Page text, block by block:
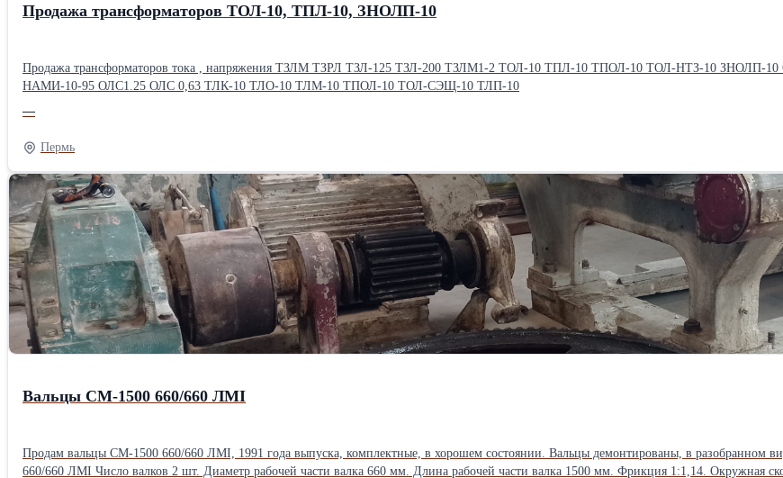
Продажа трансформаторов ТОЛ-10, ТПЛ-10, ЗНОЛП-10
Продажа трансформаторов тока , напряжения ТЗЛМ ТЗРЛ ТЗЛ-125 ТЗЛ-200 ТЗЛМ1-2 ТОЛ-10 ТПЛ-10 ТПОЛ-10 ТОЛ-НТЗ-10 ЗНОЛП-10 ОЛСП1.25/10 ОМП-10/10 НТМИ-10 ЗНОЛ-35 ЗНОМ-35 НАМИ-35
НАМИ-10-95 ОЛС1.25 ОЛС 0,63 ТЛК-10 ТЛО-10 ТЛМ-10 ТПОЛ-10 ТОЛ-СЭЩ-10 ТЛП-10
—
Пермь
Вальцы СМ-1500 660/660 ЛМI
Продам вальцы СМ-1500 660/660 ЛМI, 1991 года выпуска, комплектные, в хорошем состоянии. Вальцы демонтированы, в разобранном
660/660 ЛМI Число валков 2 шт. Диаметр рабочей части валка 660 мм. Длина рабочей части валка 1500 мм. Фрикция 1:1,14. Окружная скорость валков: переднего 30,4 м/мин; заднего 34,6 м/мин.